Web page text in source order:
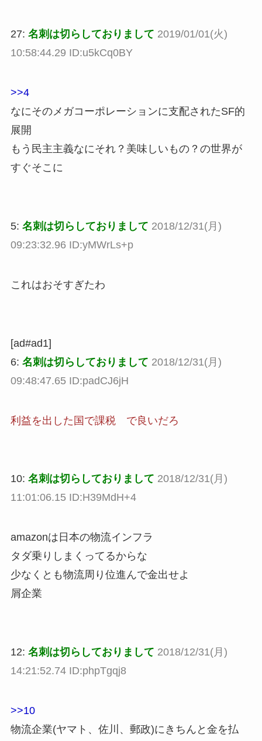
27: 名刺は切らしておりまして 2019/01/01(火)
10:58:44.29 ID:u5kCq0BY
>>4
なにそのメガコーポレーションに支配されたSF的
展開
もう民主主義なにそれ？美味しいもの？の世界が
すぐそこに
5: 名刺は切らしておりまして 2018/12/31(月)
09:23:32.96 ID:yMWrLs+p
これはおそすぎたわ
[ad#ad1]
6: 名刺は切らしておりまして 2018/12/31(月)
09:48:47.65 ID:padCJ6jH
利益を出した国で課税 で良いだろ
10: 名刺は切らしておりまして 2018/12/31(月)
11:01:06.15 ID:H39MdH+4
amazonは日本の物流インフラ
タダ乗りしまくってるからな
少なくとも物流周り位進んで金出せよ
屑企業
12: 名刺は切らしておりまして 2018/12/31(月)
14:21:52.74 ID:phpTgqj8
>>10
物流企業(ヤマト、佐川、郵政)にきちんと金を払